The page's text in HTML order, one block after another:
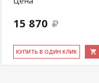
15 870
КУ­ПИТЬ В ОДИН КЛИК